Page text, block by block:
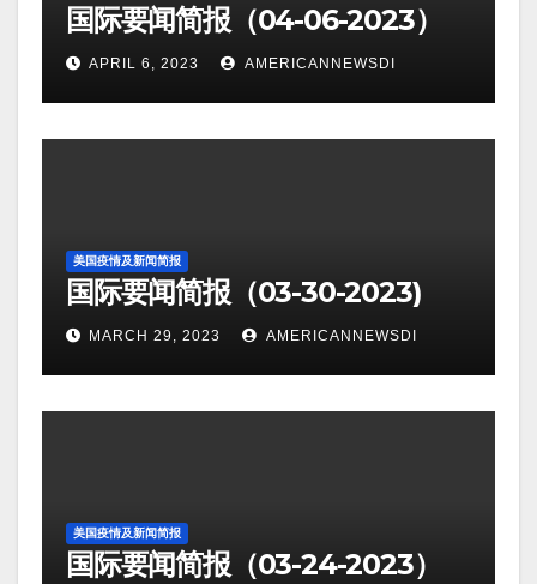
国际要闻简报（04-06-2023）
APRIL 6, 2023 AMERICANNEWSDI
美国疫情及新闻简报
国际要闻简报（03-30-2023)
MARCH 29, 2023 AMERICANNEWSDI
美国疫情及新闻简报
国际要闻简报（03-24-2023）